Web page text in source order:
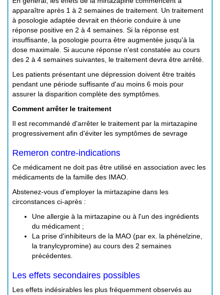
apparaître après 1 à 2 semaines de traitement. Un traitement
à posologie adaptée devrait en théorie conduire à une
réponse positive en 2 à 4 semaines. Si la réponse est
insuffisante, la posologie pourra être augmentée jusqu'à la
dose maximale. Si aucune réponse n'est constatée au cours
des 2 à 4 semaines suivantes, le traitement devra être arrêté.
Les patients présentant une dépression doivent être traités
pendant une période suffisante d'au moins 6 mois pour
assurer la disparition complète des symptômes.
Comment arrêter le traitement
Il est recommandé d'arrêter le traitement par la mirtazapine
progressivement afin d'éviter les symptômes de sevrage
Remeron contre-indications
Ce médicament ne doit pas être utilisé en association avec les
médicaments de la famille des IMAO.
Abstenez-vous d'employer la mirtazapine dans les
circonstances ci-après :
Une allergie à la mirtazapine ou à l'un des ingrédients
du médicament ;
La prise d'inhibiteurs de la MAO (par ex. la phénelzine,
la tranylcypromine) au cours des 2 semaines
précédentes.
Les effets secondaires possibles
Les effets indésirables les plus fréquemment observés au